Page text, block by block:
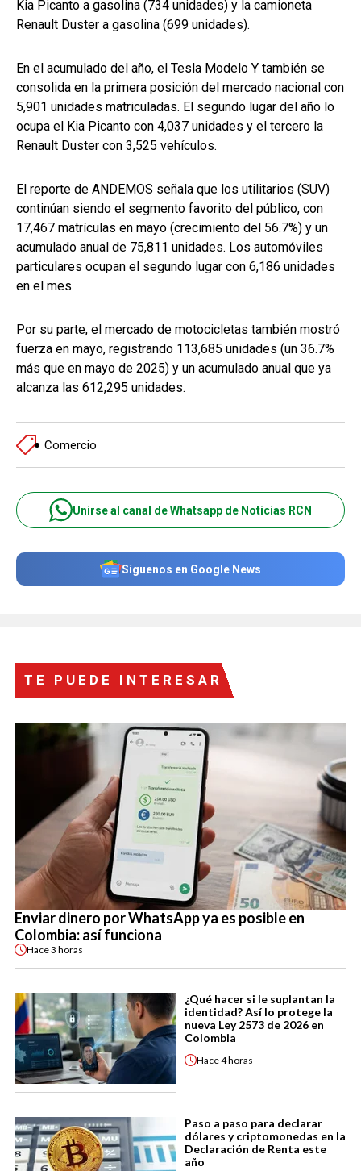
Kia Picanto a gasolina (734 unidades) y la camioneta
Renault Duster a gasolina (699 unidades).
En el acumulado del año, el Tesla Modelo Y también se
consolida en la primera posición del mercado nacional con
5,901 unidades matriculadas. El segundo lugar del año lo
ocupa el Kia Picanto con 4,037 unidades y el tercero la
Renault Duster con 3,525 vehículos.
El reporte de ANDEMOS señala que los utilitarios (SUV)
continúan siendo el segmento favorito del público, con
17,467 matrículas en mayo (crecimiento del 56.7%) y un
acumulado anual de 75,811 unidades. Los automóviles
particulares ocupan el segundo lugar con 6,186 unidades
en el mes.
Por su parte, el mercado de motocicletas también mostró
fuerza en mayo, registrando 113,685 unidades (un 36.7%
más que en mayo de 2025) y un acumulado anual que ya
alcanza las 612,295 unidades.
Comercio
Unirse al canal de Whatsapp de Noticias RCN
Síguenos en Google News
TE PUEDE INTERESAR
Enviar dinero por WhatsApp ya es posible en
Colombia: así funciona
Hace3 horas
¿Qué hacer si le suplantan la
identidad? Así lo protege la
nueva Ley 2573 de 2026 en
Colombia
Hace4 horas
Paso a paso para declarar
dólares y criptomonedas en la
Declaración de Renta este
año